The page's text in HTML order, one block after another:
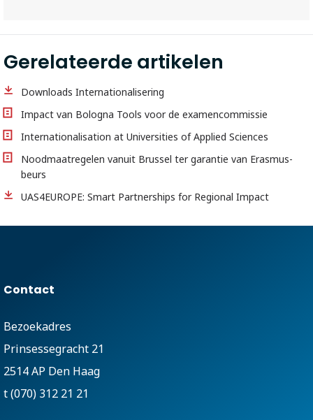
Gerelateerde artikelen
Downloads Internationalisering
Impact van Bologna Tools voor de examencommissie
Internationalisation at Universities of Applied Sciences
Noodmaatregelen vanuit Brussel ter garantie van Erasmus-
beurs
UAS4EUROPE: Smart Partnerships for Regional Impact
Contact
Bezoekadres
Prinsessegracht 21
2514 AP Den Haag
t (070) 312 21 21